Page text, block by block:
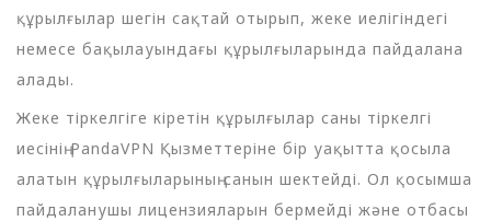
құрылғылар шегін сақтай отырып, жеке иелігіндегі
немесе бақылауындағы құрылғыларында пайдалана
алады.
Жеке тіркелгіге кіретін құрылғылар саны тіркелгі
иесінің PandaVPN Қызметтеріне бір уақытта қосыла
алатын құрылғыларының санын шектейді. Ол қосымша
пайдаланушы лицензияларын бермейді және отбасы